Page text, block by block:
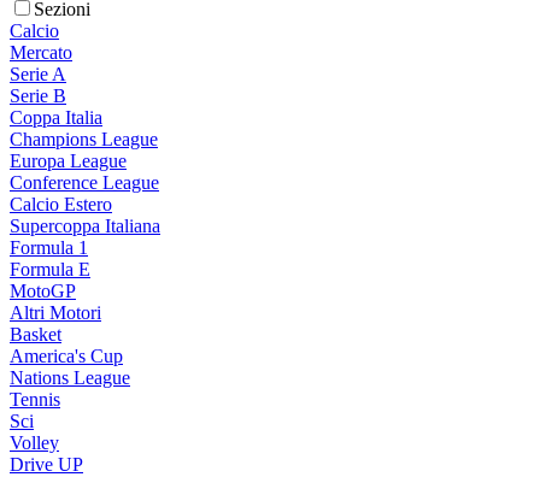
Sezioni
Calcio
Mercato
Serie A
Serie B
Coppa Italia
Champions League
Europa League
Conference League
Calcio Estero
Supercoppa Italiana
Formula 1
Formula E
MotoGP
Altri Motori
Basket
America's Cup
Nations League
Tennis
Sci
Volley
Drive UP